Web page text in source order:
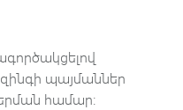
պայմաններ
համար։